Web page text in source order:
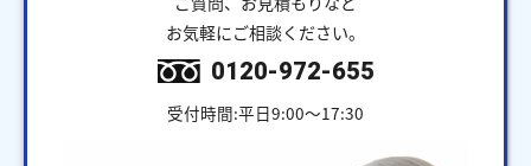
お気軽にご相談ください。
0120-972-655
受付時間:平日9:00～17:30